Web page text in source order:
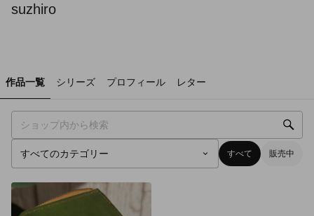
suzhiro
作品一覧 シリーズ プロフィール レター
すべて 販売中